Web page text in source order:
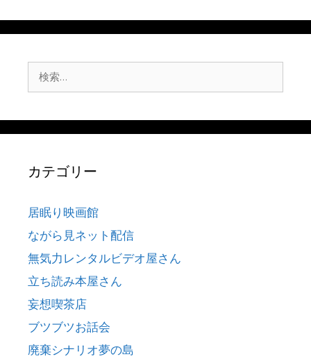
索:
カテゴリー
居眠り映画館
ながら見ネット配信
無気力レンタルビデオ屋さん
立ち読み本屋さん
妄想喫茶店
ブツブツお話会
廃棄シナリオ夢の島